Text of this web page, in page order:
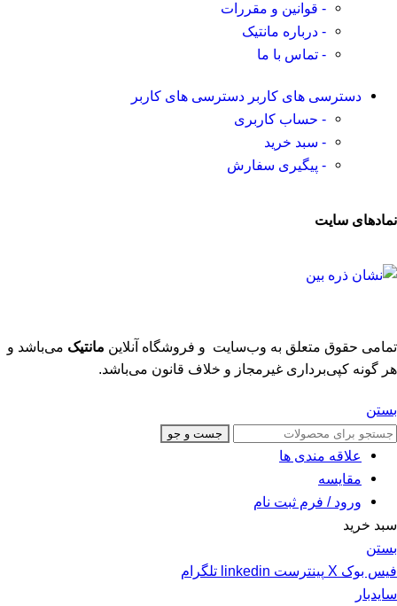
- قوانین و مقررات
- درباره مانتیک
- تماس با ما
دسترسی های کاربر دسترسی های کاربر
- حساب کاربری
- سبد خرید
- پیگیری سفارش
نمادهای سایت
تمامی حقوق متعلق به وب‌سایت و فروشگاه‌ آنلاین مانتیک می‌باشد و
هر گونه کپی‌برداری غیرمجاز و خلاف قانون می‌باشد.
بستن
جست و جو
علاقه مندی ها
مقایسه
ورود / فرم ثبت نام
سبد خرید
بستن
فیس بوک X پینترست linkedin تلگرام
سایدبار